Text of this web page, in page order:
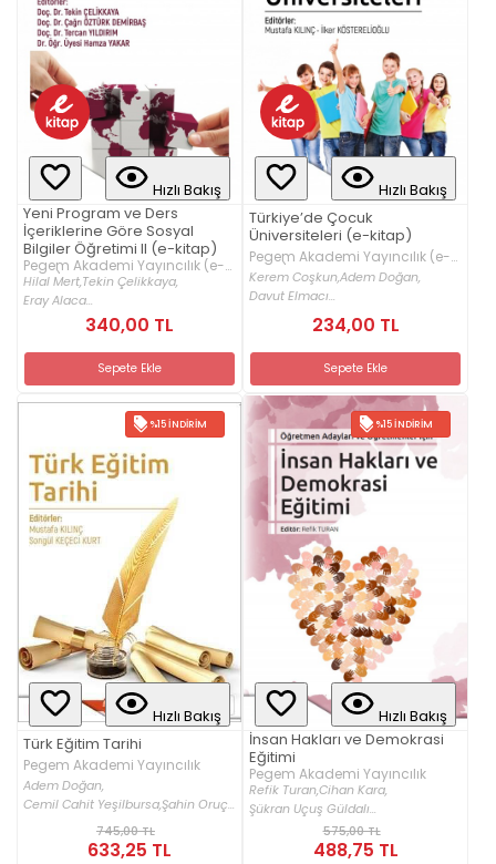
Hızlı Bakış
Yeni Program ve Ders
İçeriklerine Göre Sosyal
Bilgiler Öğretimi II (e-kitap)
Pegem Akademi Yayıncılık (e-
kitap)
Hilal Mert,Tekin Çelikkaya,
Eray Alaca...
340,00 TL
Sepete Ekle
Hızlı Bakış
Türkiye’de Çocuk
Üniversiteleri (e-kitap)
Pegem Akademi Yayıncılık (e-
kitap)
Kerem Coşkun,Adem Doğan,
Davut Elmacı...
234,00 TL
Sepete Ekle
%15 İNDIRIM
Hızlı Bakış
Türk Eğitim Tarihi
Pegem Akademi Yayıncılık
Adem Doğan,
Cemil Cahit Yeşilbursa,Şahin Oruç...
745,00 TL
633,25 TL
%15 İNDIRIM
Hızlı Bakış
İnsan Hakları ve Demokrasi
Eğitimi
Pegem Akademi Yayıncılık
Refik Turan,Cihan Kara,
Şükran Uçuş Güldalı...
575,00 TL
488,75 TL